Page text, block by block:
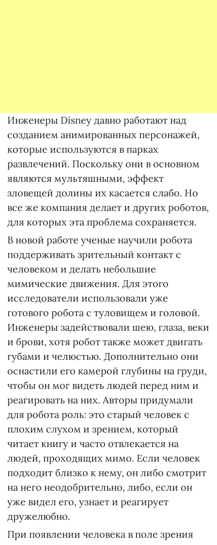
Инженеры Disney давно работают над
созданием анимированных персонажей,
которые используются в парках
развлечений. Поскольку они в основном
являются мультяшными, эффект
зловещей долины их касается слабо. Но
все же компания делает и других роботов,
для которых эта проблема сохраняется.
В новой работе ученые научили робота
поддерживать зрительный контакт с
человеком и делать небольшие
мимические движения. Для этого
исследователи использовали уже
готового робота с туловищем и головой.
Инженеры задействовали шею, глаза, веки
и брови, хотя робот также может двигать
губами и челюстью. Дополнительно они
оснастили его камерой глубины на груди,
чтобы он мог видеть людей перед ним и
реагировать на них. Авторы придумали
для робота роль: это старый человек с
плохим слухом и зрением, который
читает книгу и часто отвлекается на
людей, проходящих мимо. Если человек
подходит близко к нему, он либо смотрит
на него неодобрительно, либо, если он
уже видел его, узнает и реагирует
дружелюбно.
При появлении человека в поле зрения